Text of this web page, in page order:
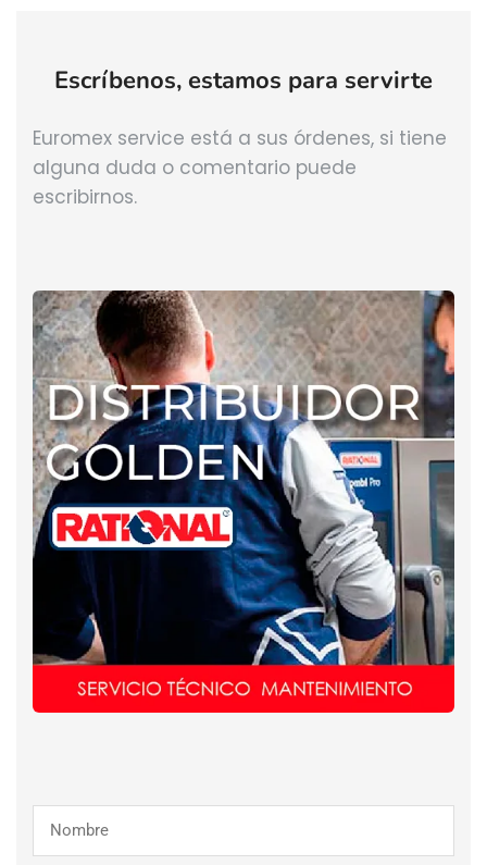
Escríbenos, estamos para servirte
Euromex service está a sus órdenes, si tiene
alguna duda o comentario puede
escribirnos.